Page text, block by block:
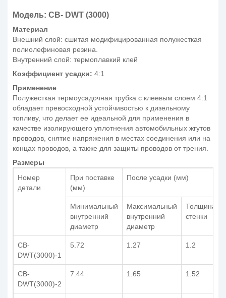
Модель: CB- DWT (3000)
Материал
Внешний слой: сшитая модифицированная полужесткая
полиолефиновая резина.
Внутренний слой: термоплавкий клей
Коэффициент усадки: 4:1
Применение
Полужесткая термоусадочная трубка с клеевым слоем 4:1
обладает превосходной устойчивостью к дизельному
топливу, что делает ее идеальной для применения в
качестве изолирующего уплотнения автомобильных жгутов
проводов, снятие напряжения в местах соединения или на
концах проводов, а также для защиты проводов от трения.
Размеры
Номер
детали
При поставке
(мм)
После усадки (мм)
Минимальный
внутренний
диаметр
Максимальный
внутренний
диаметр
Толщина
стенки
CB-
DWT(3000)-1
5.72 1.27 1.2
CB-
DWT(3000)-2
7.44 1.65 1.52